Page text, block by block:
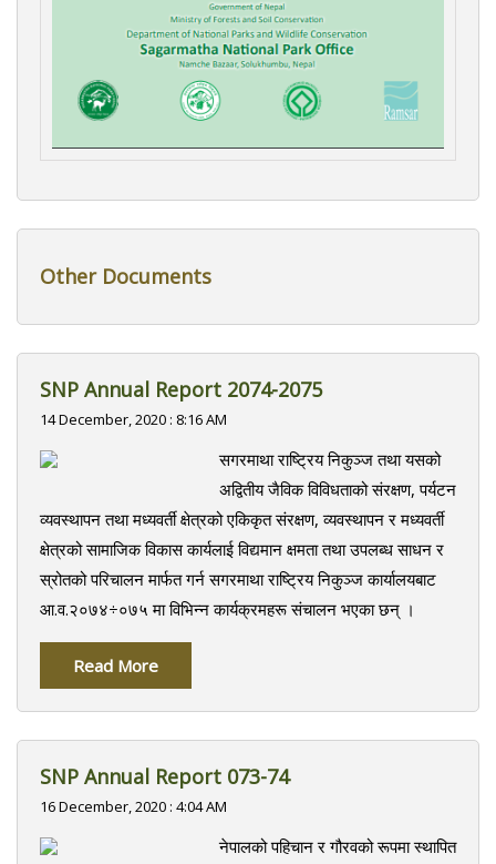
Other Documents
SNP Annual Report 2074-2075
14 December, 2020 : 8:16 AM
सगरमाथा राष्ट्रिय निकुञ्ज तथा यसको
अद्वितीय जैविक विविधताको संरक्षण, पर्यटन
व्यवस्थापन तथा मध्यवर्ती क्षेत्रको एकिकृत संरक्षण, व्यवस्थापन र मध्यवर्ती
क्षेत्रको सामाजिक विकास कार्यलाई विद्यमान क्षमता तथा उपलब्ध साधन र
स्रोतको परिचालन मार्फत गर्न सगरमाथा राष्ट्रिय निकुञ्ज कार्यालयबाट
आ.व.२०७४÷०७५ मा विभिन्न कार्यक्रमहरू संचालन भएका छन् ।
Read More
SNP Annual Report 073-74
16 December, 2020 : 4:04 AM
नेपालको पहिचान र गौरवको रूपमा स्थापित